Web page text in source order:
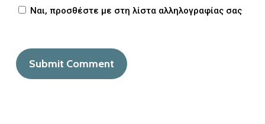
Ναι, προσθέστε με στη λίστα αλληλογραφίας σας